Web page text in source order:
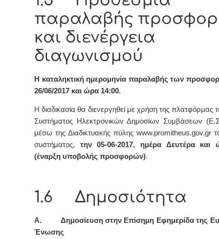
παραλαβής
και διενέργεια
διαγωνισμού
Η καταληκτική ημερομηνία παραλαβής των
26/06/2017 και ώρα 14:00.
Η διαδικασία θα διενεργηθεί με χρήση της πλατφόρμας
Συστήματος Ηλεκτρονικών Δημοσίων Συμβάσεων
μέσω της Διαδικτυακής πύλης www.promitheus.gov.gr
συστήματος, την 05-06-2017, ημέρα Δευτέρα και
(έναρξη υποβολής προσφορών).
1.6 Δημοσιότητα
Α. Δημοσίευση στην Επίσημη Εφημερίδα της
Ένωσης